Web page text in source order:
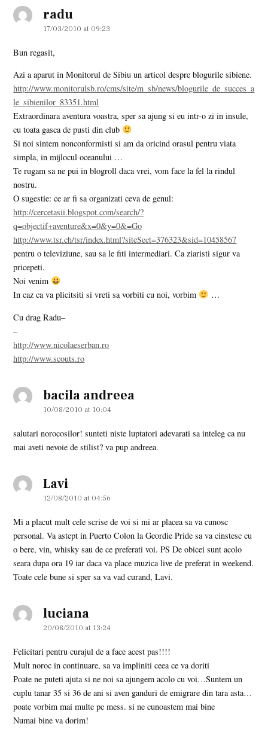
radu
17/03/2010 at 09:23
Bun regasit,
Azi a aparut in Monitorul de Sibiu un articol despre blogurile sibiene.
http://www.monitorulsb.ro/cms/site/m_sb/news/blogurile_de_succes_a
le_sibienilor_83351.html
Extraordinara aventura voastra, sper sa ajung si eu intr-o zi in insule,
cu toata gasca de pusti din club
Si noi sintem nonconformisti si am da oricind orasul pentru viata
simpla, in mijlocul oceanului …
Te rugam sa ne pui in blogroll daca vrei, vom face la fel la rindul
nostru.
O sugestie: ce ar fi sa organizati ceva de genul:
http://cercetasii.blogspot.com/search/?
q=objectif+aventure&x=0&y=0&=Go
http://www.tsr.ch/tsr/index.html?siteSect=376323&sid=10458567
pentru o televiziune, sau sa le fiti intermediari. Ca ziaristi sigur va
pricepeti.
Noi venim
In caz ca va plicitsiti si vreti sa vorbiti cu noi, vorbim
…
Cu drag Radu–
–
http://www.nicolaeserban.ro
http://www.scouts.ro
bacila andreea
10/08/2010 at 10:04
salutari norocosilor! sunteti niste luptatori adevarati sa inteleg ca nu
mai aveti nevoie de stilist? va pup andreea.
Lavisays:
12/08/2010 at 04:56
Mi a placut mult cele scrise de voi si mi ar placea sa va cunosc
personal. Va astept in Puerto Colon la Geordie Pride sa va cinstesc cu
o bere, vin, whisky sau de ce preferati voi. PS De obicei sunt acolo
seara dupa ora 19 iar daca va place muzica live de preferat in weekend.
Toate cele bune si sper sa va vad curand, Lavi.
luciana
20/08/2010 at 13:24
Felicitari pentru curajul de a face acest pas!!!!
Mult noroc in continuare, sa va impliniti ceea ce va doriti
Poate ne puteti ajuta si ne noi sa ajungem acolo cu voi…Suntem un
cuplu tanar 35 si 36 de ani si aven ganduri de emigrare din tara asta…
poate vorbim mai multe pe mess. si ne cunoastem mai bine
Numai bine va dorim!